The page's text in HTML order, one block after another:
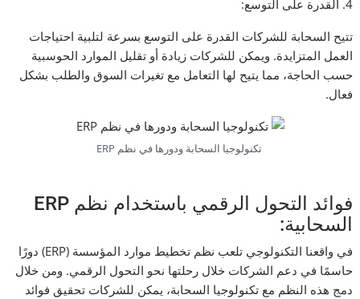
4. القدرة على التوسع:
تتيح السحابة للشركات القدرة على التوسع بسرعة لتلبية احتياجات
العمل المتزايدة. ويمكن للشركات زيادة أو تقليل الموارد الحوسبية
حسب الحاجة، مما يتيح لها التعامل مع تغيرات السوق والطلب بشكل
فعال.
تكنولوجيا السحابة ودورها في نظم ERP
فوائد التحول الرقمي باستخدام نظم ERP
السحابية:
في واقعنا التكنولوجي تلعب نظم تخطيط موارد المؤسسة (ERP) دورًا
حاسمًا في دعم الشركات خلال رحلتها نحو التحول الرقمي. ومن خلال
دمج هذه النظم مع تكنولوجيا السحابة، يمكن للشركات تحقيق فوائد